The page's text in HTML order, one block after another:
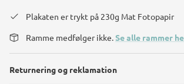
Plakaten er trykt på 230g Mat Fotopapir
Ramme medfølger ikke.Se alle rammer
Returnering og reklamation